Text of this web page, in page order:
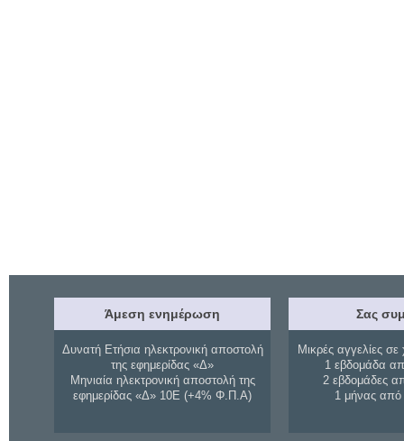
Άμεση ενημέρωση
Δυνατή Ετήσια ηλεκτρονική αποστολή
της εφημερίδας «Δ»
Μηνιαία ηλεκτρονική αποστολή της
εφημερίδας «Δ» 10Ε (+4% Φ.Π.Α)
Σας
Μικρές αγγελίες σε
1 εβδομάδα
2 εβδομάδες
1 μήνας